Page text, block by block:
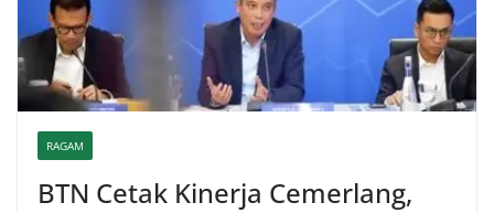
RAGAM
BTN Cetak Kinerja Cemerlang,